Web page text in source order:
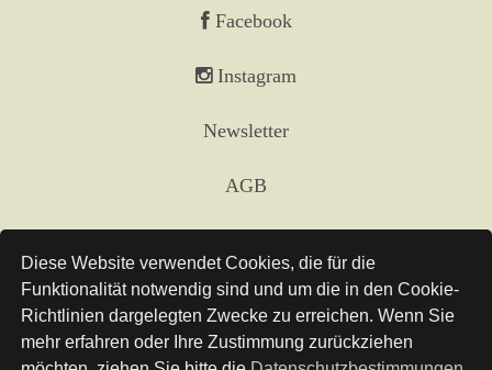
Diese Website verwendet Cookies, die für die
Funktionalität notwendig sind und um die in den Cookie-
Richtlinien dargelegten Zwecke zu erreichen. Wenn Sie
mehr erfahren oder Ihre Zustimmung zurückziehen
Facebook
Instagram
Newsletter
AGB
Versand
Links